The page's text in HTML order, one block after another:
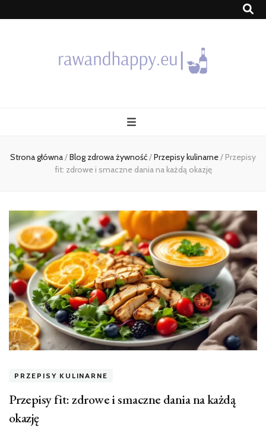
Strona główna/Blog zdrowa żywność/Przepisy kulinarne/ Przepisy
fit: zdrowe i smaczne dania na każdą okazję
PRZEPISY KULINARNE
Przepisy fit: zdrowe i smaczne dania na każdą
okazję